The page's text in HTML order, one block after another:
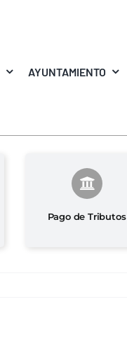
AYUNTAMIENTO
Pago de Tributos